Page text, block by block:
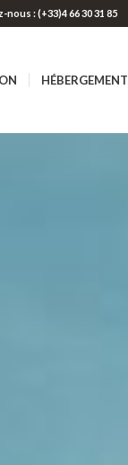
nous : (+33)4 66 30 31 85
HÉBERGEMENT